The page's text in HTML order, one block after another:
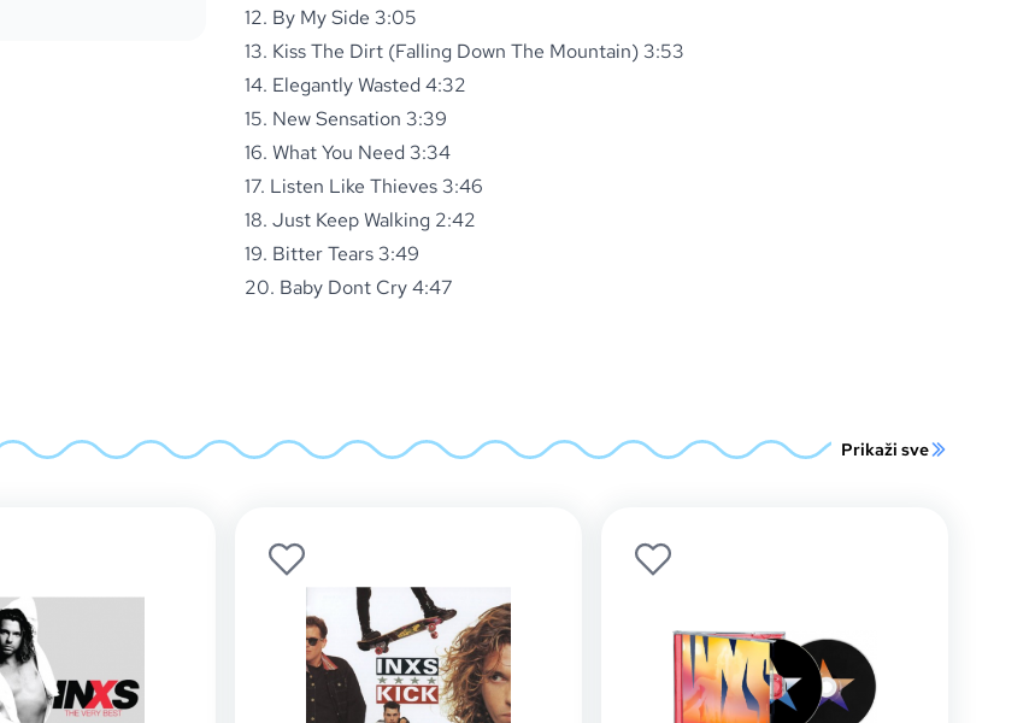
12. By My Side 3:05
13. Kiss The Dirt (Falling Down The Mountain) 3:53
14. Elegantly Wasted 4:32
15. New Sensation 3:39
16. What You Need 3:34
17. Listen Like Thieves 3:46
18. Just Keep Walking 2:42
19. Bitter Tears 3:49
20. Baby Dont Cry 4:47
Prikaži sve